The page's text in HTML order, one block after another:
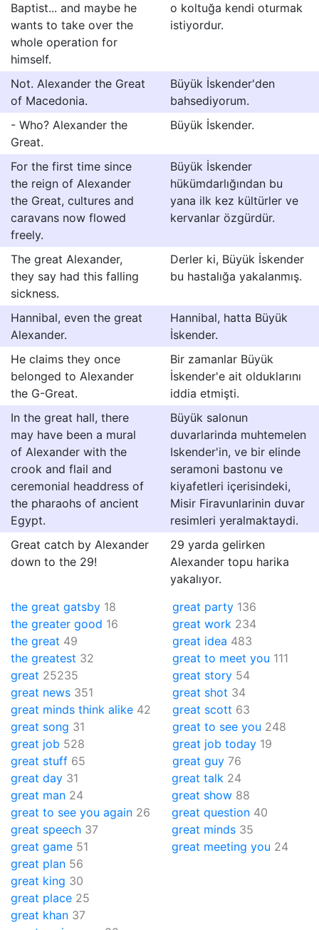
Baptist... and maybe he
wants to take over the
whole operation for
himself.
o koltuğa kendi oturmak
istiyordur.
Not. Alexander the Great
of Macedonia.
Büyük İskender'den
bahsediyorum.
- Who? Alexander the
Great.
Büyük İskender.
For the first time since
the reign of Alexander
the Great, cultures and
caravans now flowed
freely.
Büyük İskender
hükümdarlığından bu
yana ilk kez kültürler ve
kervanlar özgürdür.
The great Alexander,
they say had this falling
sickness.
Derler ki, Büyük İskender
bu hastalığa yakalanmış.
Hannibal, even the great
Alexander.
Hannibal, hatta Büyük
İskender.
He claims they once
belonged to Alexander
the G-Great.
Bir zamanlar Büyük
İskender'e ait olduklarını
iddia etmişti.
In the great hall, there
may have been a mural
of Alexander with the
crook and flail and
ceremonial headdress of
the pharaohs of ancient
Egypt.
Büyük salonun
duvarlarinda muhtemelen
Iskender'in, ve bir elinde
seramoni bastonu ve
kiyafetleri içerisindeki,
Misir Firavunlarinin duvar
resimleri yeralmaktaydi.
Great catch by Alexander
down to the 29!
29 yarda gelirken
Alexander topu harika
yakalıyor.
the great gatsby 18
the greater good 16
the great 49
the greatest 32
great 25235
great news 351
great minds think alike 42
great song 31
great job 528
great stuff 65
great party 136
great work 234
great idea 483
great to meet you 111
great story 54
great shot 34
great scott 63
great to see you 248
great job today 19
great guy 76
great day 31
great man 24
great to see you again 26
great speech 37
great game 51
great plan 56
great king 30
great place 25
great khan 37
great talk 24
great show 88
great question 40
great minds 35
great meeting you 24